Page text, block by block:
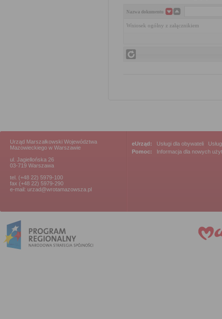
Nazwa dokumentu
Wniosek ogólny z załącznikiem
Urząd Marszałkowski Województwa
Mazowieckiego w Warszawie
ul. Jagiellońska 26
03-719 Warszawa
tel. (+48 22) 5979-100
fax (+48 22) 5979-290
e-mail: urzad@wrotamazowsza.pl
eUrząd: Usługi dla obywateli
Pomoc:
Informacja dla nowych